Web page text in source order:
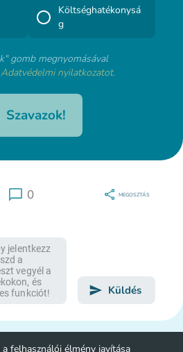
Költséghatékonysá
g
gomb megnyomásával
Adatvédelmi nyilatkozatot.
Szavazok!
0 MEGOSZTÁS
Küldés
felhasználói élmény javítása